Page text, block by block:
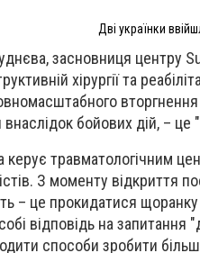
Дві українки
засновниця центру
хірургії та
вторгнення
внаслідок бойових дій, –
керує травматологічним
З моменту відкриття
– це прокидатися
відповідь на запитання
способи зробити